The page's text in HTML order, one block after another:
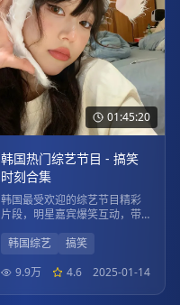
01:45:20
韩国热门综艺节目 - 搞笑
时刻合集
韩国最受欢迎的综艺节目精彩
片段，明星嘉宾爆笑互动，带
韩国综艺
搞笑
9.9万
4.6 2025-01-14